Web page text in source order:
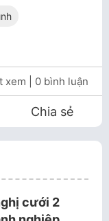
xem | 0 bình luận
Chia sẻ
cưới 2